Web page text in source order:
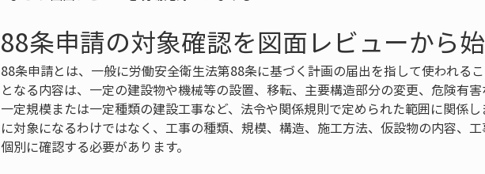
88条申請の対象確認を図面レビューから
88条申請とは、一般に労働安全衛生法第88条に基づく計画の届出を指して使われる
となる内容は、一定の建設物や機械等の設置、移転、主要構造部分の変更、危険有害
一定規模または一定種類の建設工事など、法令や関係規則で定められた範囲に関係
に対象になるわけではなく、工事の種類、規模、構造、施工方法、仮設物の内容、
個別に確認する必要があります。